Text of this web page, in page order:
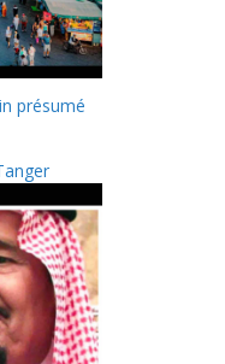
présumé